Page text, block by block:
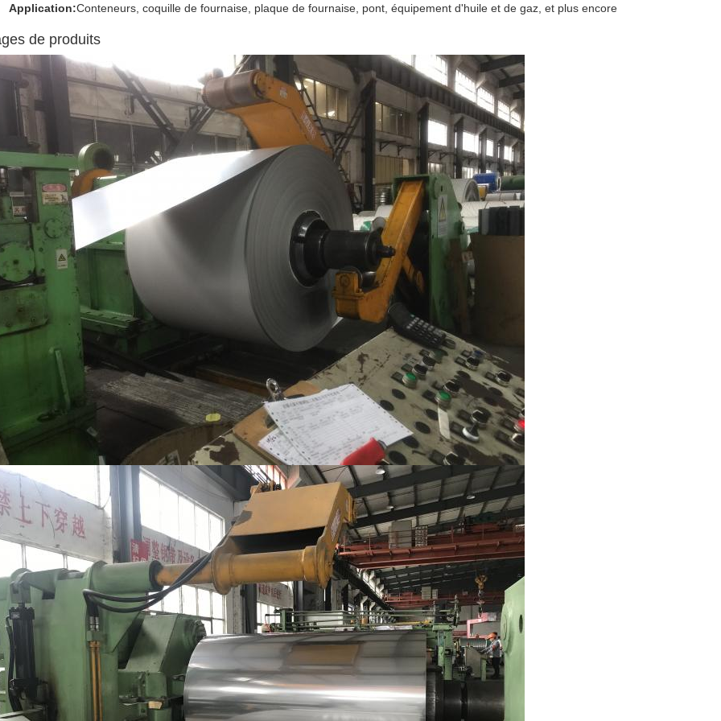
Application:Conteneurs, coquille de fournaise, plaque de fournaise, pont, équipement d'huile et de gaz, et plus encore
de produits